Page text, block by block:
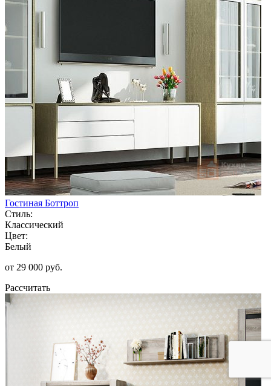
Гостиная Боттроп
Стиль:
Классический
Цвет:
Белый
от 29 000 руб.
Рассчитать